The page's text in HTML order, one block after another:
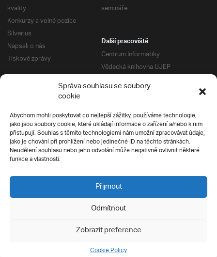
Správa souhlasu se soubory
cookie
Abychom mohli poskytovat co nejlepší zážitky, používáme technologie,
jako jsou soubory cookie, které ukládají informace o zařízení a/nebo k nim
přistupují. Souhlas s těmito technologiemi nám umožní zpracovávat údaje,
jako je chování při prohlížení nebo jedinečné ID na těchto stránkách.
Neudělení souhlasu nebo jeho odvolání může negativně ovlivnit některé
funkce a vlastnosti.
Přijmout
Odmítnout
Zobrazit preference
Cookie Policy
kvality
Konkurzy a volné pozice
Silverius
Napsali o nás
Tiskové zprávy
semináře
Další pracoviště
Centrum Informatiky
Vědecká knihovna UJEP
Správa kolejí a menz
Univerzitní centrum podpory
Silverius
Pro uchazeče
Přijímací řízení
E-prihlaska
Přípravné kurzy
Ochrana soukromí
Všechna práva vyhrazena